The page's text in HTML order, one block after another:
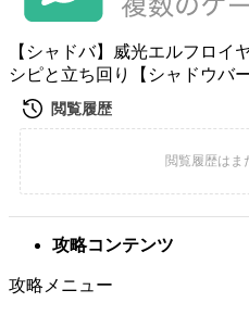
【シャドバ】威光エルフロイ
シピと立ち回り【シャドウバー
攻略コンテンツ
攻略メニュー